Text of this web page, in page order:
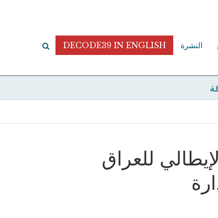
النشرة DECODE39 IN ENGLISH
للعراق